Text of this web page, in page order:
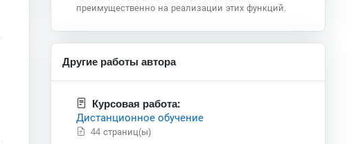
преимущественно на реализации этих функций.
Другие работы автора
Курсовая работа:
Дистанционное обучение
44 страниц(ы)